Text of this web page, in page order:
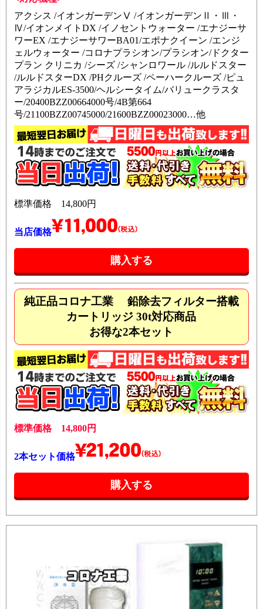
アクシス /イオンガーデンⅤ /イオンガーデンⅡ・Ⅲ・
Ⅳ/イオンメイトDX /イノセントウォーター /エナジーサ
ワーEX /エナジーサワーBA01/エポナクイーン /エンジ
ェルウォーター /コロナプラシオン/プラシオン/ドクター
プラン クリニカ /シーズ /シャンロワール /ルルドスター
/ルルドスターDX /PHクルーズ /ペーハークルーズ /ピュ
アラジカルES-3500/ヘルシータイム/バリュークラスタ
ー/20400BZZ00664000号/4B第664
号/21100BZZ00745000/21600BZZ00023000…他
標準価格 14,800円
当店価格
純正品コロナ工業 鉛除去フィルター搭載
カートリッジ 30t対応商品
お得な2本セット
標準価格 14,800円
2本セット価格